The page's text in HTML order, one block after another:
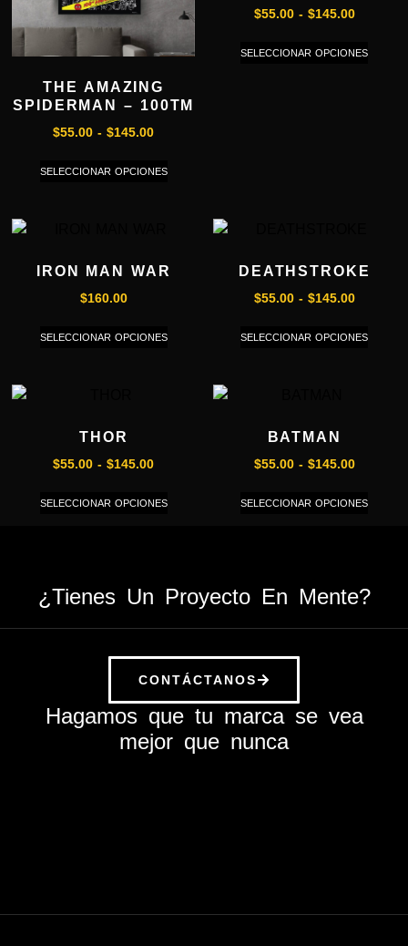
THE AMAZING
SPIDERMAN – 100TM
$55.00 - $145.00
SELECCIONAR OPCIONES
$55.00 - $145.00
SELECCIONAR OPCIONES
IRON MAN WAR
$160.00
SELECCIONAR OPCIONES
DEATHSTROKE
$55.00 - $145.00
SELECCIONAR OPCIONES
THOR
$55.00 - $145.00
SELECCIONAR OPCIONES
BATMAN
$55.00 - $145.00
SELECCIONAR OPCIONES
¿Tienes Un Proyecto En Mente?
CONTÁCTANOS
Hagamos que tu marca se vea
mejor que nunca